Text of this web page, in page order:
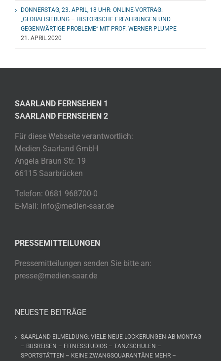
DONNERSTAG, 23. APRIL, 18 UHR: ONLINE-VORTRAG:
„GLOBALISIERUNG – HISTORISCHE ERFAHRUNGEN UND
GEGENWÄRTIGE PROBLEME“ MIT PROF. WERNER PLUMPE
21. APRIL 2020
SAARLAND FERNSEHEN 1
SAARLAND FERNSEHEN 2
Für diese Webseite verantwortlich:
Medien Saarland GmbH
Angela Braun Str. 19
66115 Saarbrücken
Telefon: 0681 968700-0
E-Mail: info@medien-saar.de
PRESSEMITTEILUNGEN
Pressemitteilungen senden Sie bitte an:
presse@medien-saar.de
NEUESTE BEITRÄGE
SAARLAND EILMELDUNG: VIELE NEUE LOCKERUNGEN AB MONTAG
– BUSREISEN – FITNESSTUDIOS – TANZSCHULEN –
SPORTSTÄTTEN – KEINE ZWANGSQUARANTÄNE MEHR –